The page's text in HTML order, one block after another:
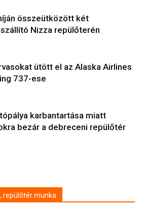
összeütközött két
Nizza repülőterén
ütött el az Alaska Airlines
737-ese
karbantartása miatt
bezár a debreceni repülőtér
repülőtér munka